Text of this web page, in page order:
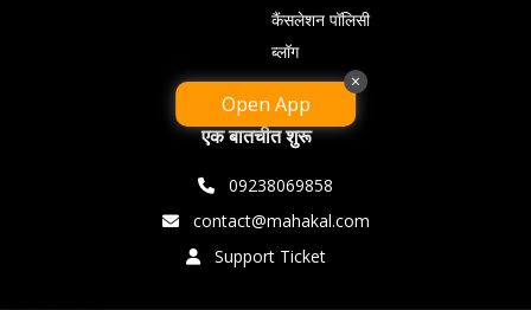
कैंसलेशन पॉलिसी
ब्लॉग
एक बातचीत शुरू
09238069858
contact@mahakal.com
Support Ticket
Open App
×